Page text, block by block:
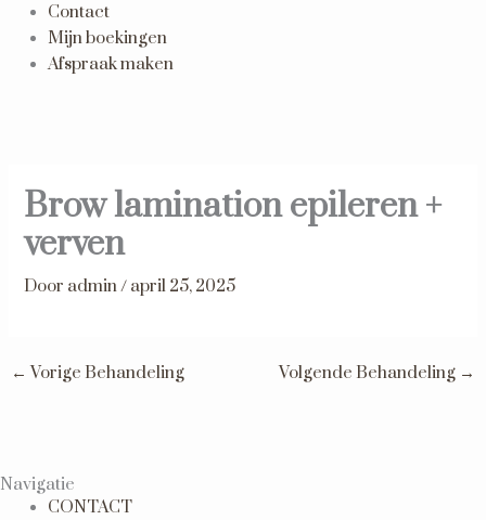
Contact
Mijn boekingen
Afspraak maken
Brow lamination epileren +
verven
Door admin/ april 25, 2025
← Vorige Behandeling Volgende Behandeling →
Navigatie
CONTACT